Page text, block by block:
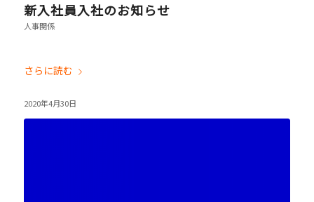
新入社員入社のお知らせ
人事関係
さらに読む
2020年4月30日